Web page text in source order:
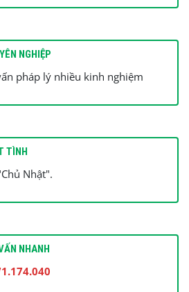
NGHIỆP
pháp lý nhiều kinh nghiệm
TÌNH
Nhật".
NHANH